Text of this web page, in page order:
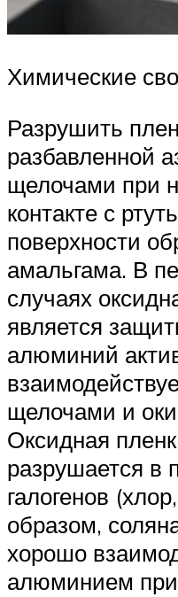
Химические
Разрушить
разбавленной
щелочами при
контакте с
поверхности
амальгама. В
случаях
является
алюминий
щелочами и
Оксидная
разрушается в
галогенов
образом,
хорошо
алюминием